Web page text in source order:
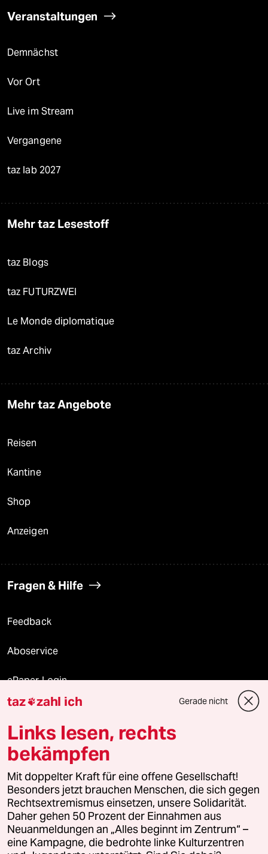
Veranstaltungen
Demnächst
Vor Ort
Live im Stream
Vergangene
taz lab 2027
Mehr taz Lesestoff
taz Blogs
taz FUTURZWEI
Le Monde diplomatique
taz Archiv
Mehr taz Angebote
Reisen
Kantine
Shop
Anzeigen
Fragen & Hilfe
Feedback
Aboservice
ePaper Login
Downloads für Abonnierende
© 2026 taz Verlags und Vertriebs GmbH
Alle Rechte vorbehalten. Bei rechtlichen Fragen oder für Genehmigungen
wenden Sie sich bitte an
lizenzen@taz.de
Feedback Redaktionsstatut Kommune-Richtlinien
Leitlinie Informant Datenschutz Impressum AGB
taz zahl ich Gerade nicht
Links lesen, rechts
bekämpfen
Mit doppelter Kraft für eine offene Gesellschaft!
Besonders jetzt brauchen Menschen, die sich gegen
Rechtsextremismus einsetzen, unsere Solidarität.
Daher gehen 50 Prozent der Einnahmen aus
Neuanmeldungen an „Alles beginnt im Zentrum“ –
eine Kampagne, die bedrohte linke Kulturzentren